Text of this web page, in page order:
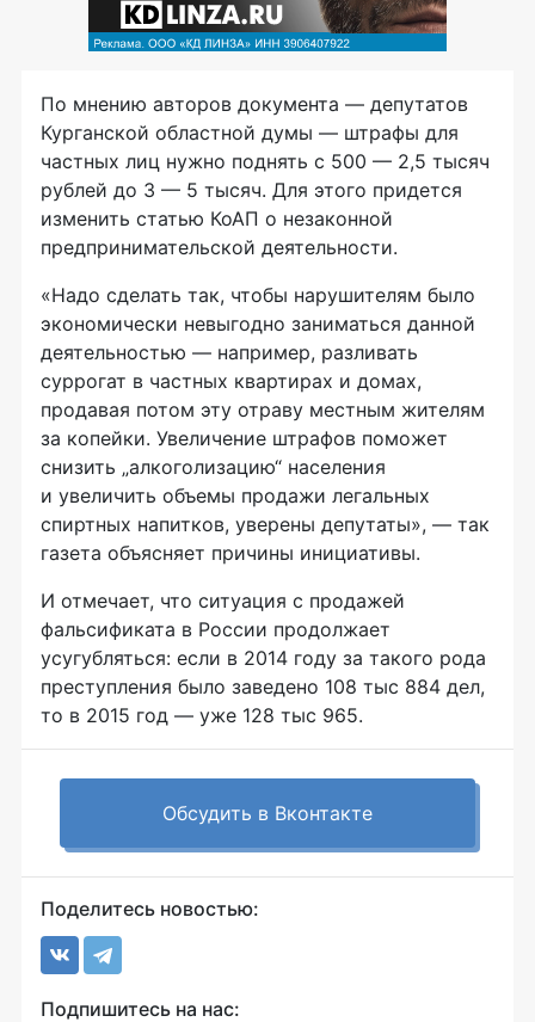
По мнению авторов документа — депутатов
Курганской областной думы — штрафы для
частных лиц нужно поднять с 500 — 2,5 тысяч
рублей до 3 — 5 тысяч. Для этого придется
изменить статью КоАП о незаконной
предпринимательской деятельности.
«Надо сделать так, чтобы нарушителям было
экономически невыгодно заниматься данной
деятельностью — например, разливать
суррогат в частных квартирах и домах,
продавая потом эту отраву местным жителям
за копейки. Увеличение штрафов поможет
снизить „алкоголизацию“ населения
и увеличить объемы продажи легальных
спиртных напитков, уверены депутаты», — так
газета объясняет причины инициативы.
И отмечает, что ситуация с продажей
фальсификата в России продолжает
усугубляться: если в 2014 году за такого рода
преступления было заведено 108 тыс 884 дел,
то в 2015 год — уже 128 тыс 965.
Обсудить в Вконтакте
Поделитесь новостью:
Подпишитесь на нас: